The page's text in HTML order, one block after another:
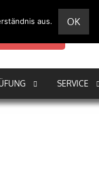
SERVICE
aus. OK
Informationen